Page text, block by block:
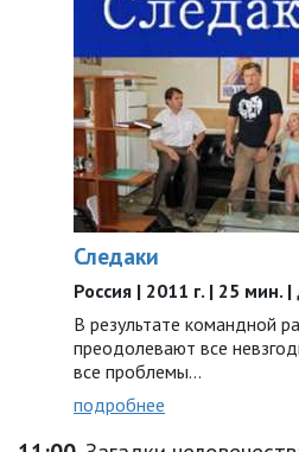
Следаки
Россия | 2011 г. | 25 мин.
В результате командной
преодолевают все
все проблемы…
подробнее